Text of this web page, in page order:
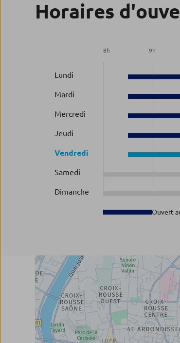
Horaires
8h 9h
Lundi
Mardi
Mercredi
Jeudi
Vendredi
Samedi
Dimanche
Ouvert